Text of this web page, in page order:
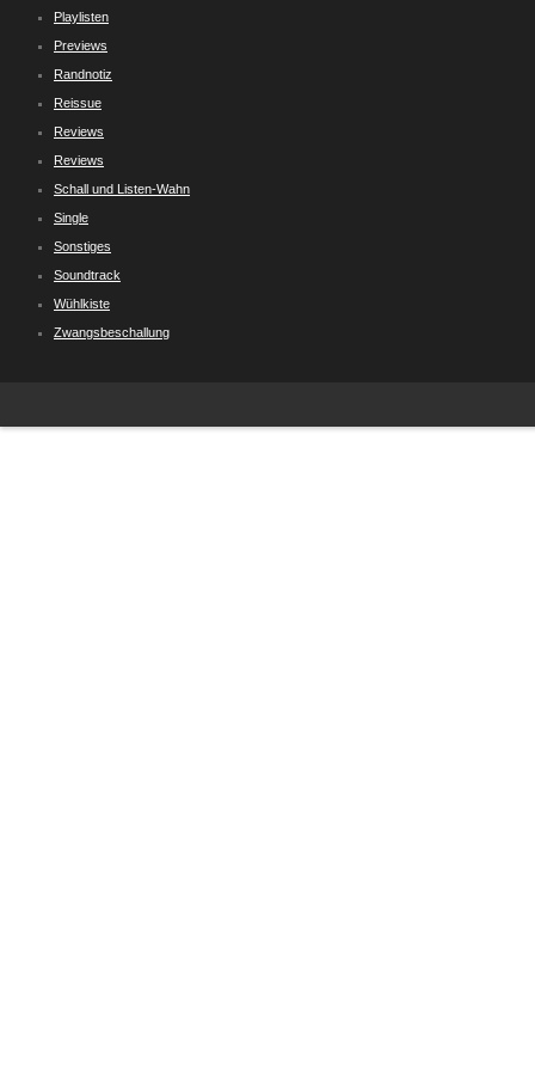
Playlisten
Previews
Randnotiz
Reissue
Reviews
Reviews
Schall und Listen-Wahn
Single
Sonstiges
Soundtrack
Wühlkiste
Zwangsbeschallung